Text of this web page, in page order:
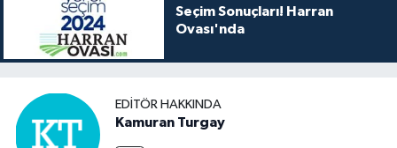
Seçim Sonuçları! Harran
Ovası'nda
EDITÖR HAKKINDA
Kamuran Turgay